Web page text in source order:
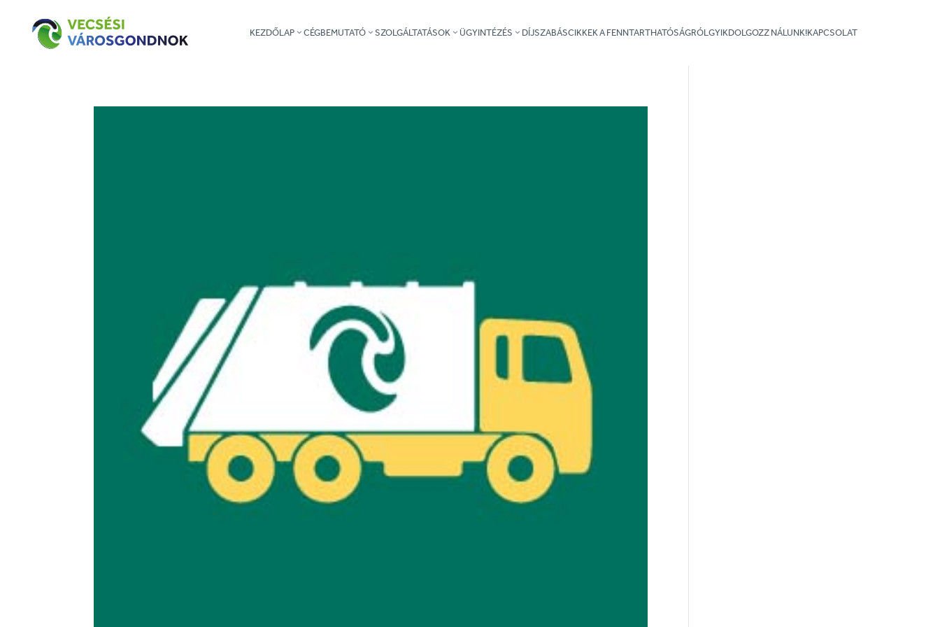
KEZDŐLAP CÉGBEMUTATÓ SZOLGÁLTATÁSOK ÜGYINTÉZÉS DÍJSZABÁSCIKKEK A FENNTARTHATÓSÁGRÓLGYIKDOLGOZZ NÁLUNK!KAPCSOLAT